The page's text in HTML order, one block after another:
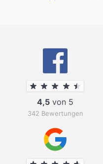
4,5 von 5
342 Bewertungen